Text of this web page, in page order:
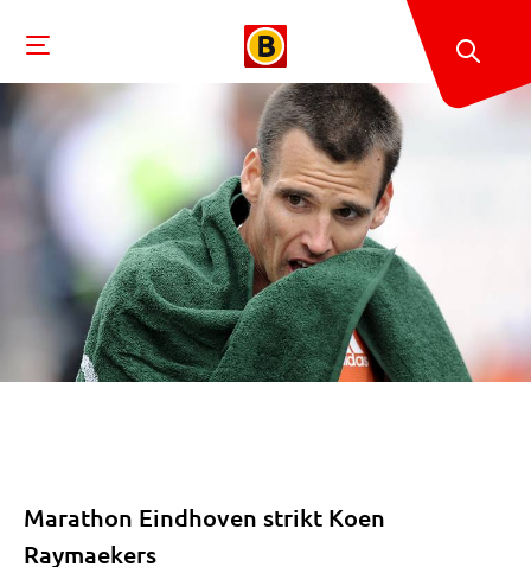
Marathon Eindhoven strikt Koen
Raymaekers